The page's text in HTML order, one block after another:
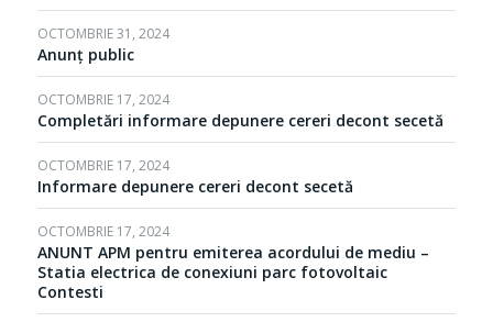
OCTOMBRIE 31, 2024
Anunț public
OCTOMBRIE 17, 2024
Completări informare depunere cereri decont secetă
OCTOMBRIE 17, 2024
Informare depunere cereri decont secetă
OCTOMBRIE 17, 2024
ANUNT APM pentru emiterea acordului de mediu –
Statia electrica de conexiuni parc fotovoltaic
Contesti